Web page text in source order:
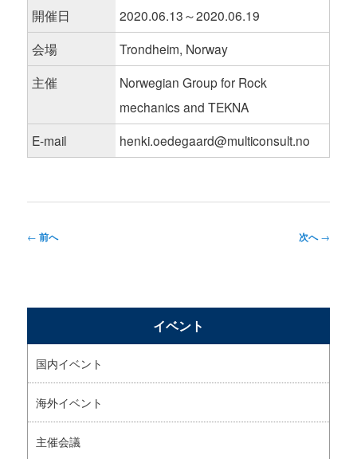
開催日
2020.06.13～2020.06.19
会場
Trondheim, Norway
主催
Norwegian Group for Rock
mechanics and TEKNA
E-mail
henki.oedegaard@multiconsult.no
投
ビ
ー
シ
ョ
ン
← 前へ 次へ→
イベント
国内イベント
海外イベント
主催会議